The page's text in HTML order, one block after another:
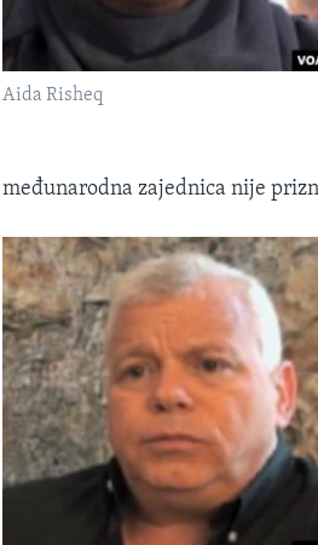
Aida Risheq
međunarodna zajednica nije